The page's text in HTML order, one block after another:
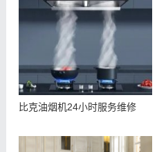
比克油烟机24小时服务维修